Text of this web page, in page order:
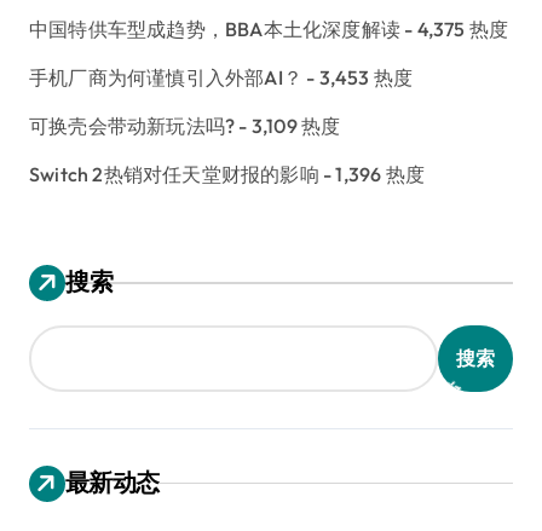
中国特供车型成趋势，BBA本土化深度解读 - 4,375 热度
手机厂商为何谨慎引入外部AI？ - 3,453 热度
可换壳会带动新玩法吗? - 3,109 热度
Switch 2热销对任天堂财报的影响 - 1,396 热度
搜索
搜索
最新动态